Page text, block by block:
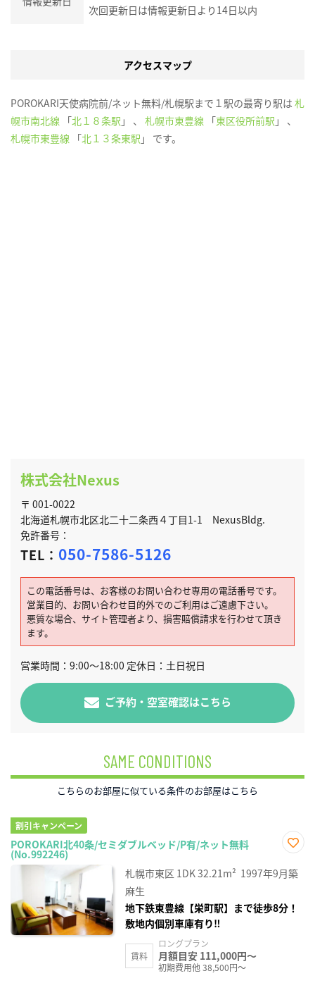
次回更新日は情報更新日より14日以内
アクセスマップ
POROKARI天使病院前/ネット無料/札幌駅まで１駅の最寄り駅は 札
幌市南北線 「北１８条駅 」 、 札幌市東豊線 「東区役所前駅 」 、
札幌市東豊線 「北１３条東駅 」 です。
株式会社Nexus
〒 001-0022
北海道札幌市北区北二十二条西４丁目1-1 NexusBldg.
免許番号：
TEL： 050-7586-5126
この電話番号は、お客様のお問い合わせ専用の電話番号です。
営業目的、お問い合わせ目的外でのご利用はご遠慮下さい。
悪質な場合、サイト管理者より、損害賠償請求を行わせて頂き
ます。
営業時間：9:00～18:00 定休日：土日祝日
ご予約・空室確認はこちら
SAME CONDITIONS
こちらのお部屋に似ている条件のお部屋はこちら
割引キャンペーン
POROKARI北40条/セミダブルベッド/P有/ネット無料
(No.992246)
に入
り登
札幌市東区 1DK32.21m² 1997年9月築
麻生
地下鉄東豊線【栄町駅】まで徒歩8分！
敷地内個別車庫有り‼
賃料
ロングプラン
月額目安 111,000円～
初期費用他 38,500円～